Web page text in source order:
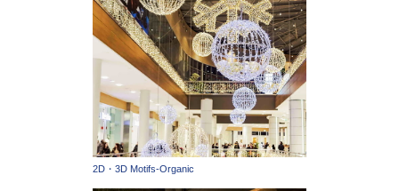
2D・3D Motifs-Organic